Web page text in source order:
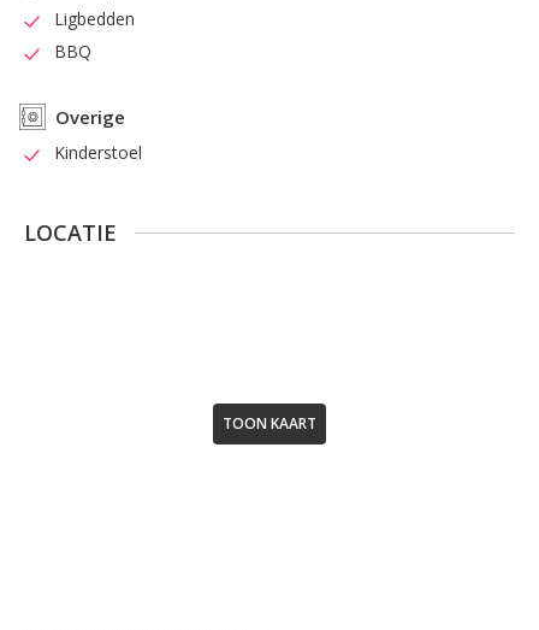
Ligbedden
BBQ
Overige
Kinderstoel
LOCATIE
TOON KAART